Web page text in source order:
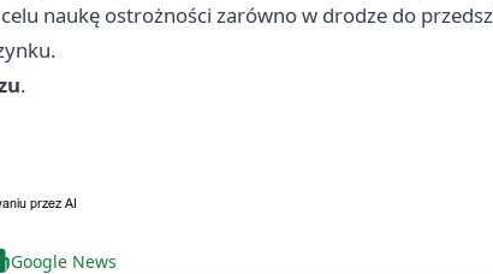
naukę ostrożności zarówno w drodze do
.
Google News